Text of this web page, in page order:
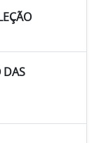
DAS